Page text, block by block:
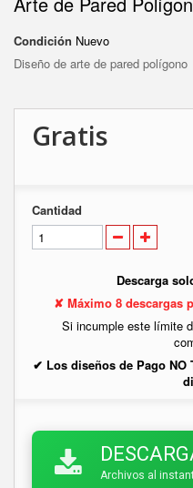
Condición Nuevo
Diseño de arte de pared polígono
Gratis
Cantidad
Descarga
✘ Máximo 8 descargas
Si incumple este límite
✔ Los diseños de Pago NO
Archivos al